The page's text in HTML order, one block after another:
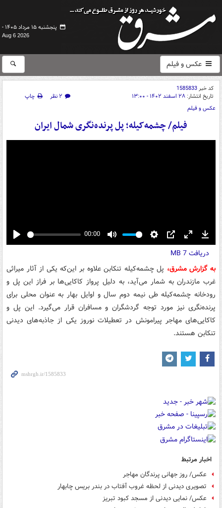
پنجشنبه ۱۵ مرداد ۱۴۰۵ -
Aug 6 2026
عکس و فیلم
کد خبر1585833
تاریخ انتشار: ۲۸ اسفند ۱۴۰۲ - ۱۳:۰۰ ۲ نظر
چاپ
عکس و فیلم
فیلم/ چشمه‌کیله؛ پل پرنده‌نگری شمال ایران
Play
00:00
Mute Settings
PIP Enter
fullscreen
دریافت7 MB
به گزارش مشرق، پل چشمه‌کیله تنکابن علاوه بر این‌که یکی از آثار میراثی
غرب مازندران به شمار می‌آید، به دلیل پرواز کاکایی‌ها بر فراز این پل و
رودخانه چشمه‌کیله طی نیمه دوم سال و اوایل بهار به عنوان محلی برای
پرنده‌نگری نیز مورد توجه گردشگران و مسافران قرار می‌گیرد. این پل و
کاکایی‌های مهاجر پیرامونش در تعطیلات نوروز یکی از جاذبه‌های دیدنی
تنکابن هستند.
اخبار مرتبط
عکس/ روز جهانی پرندگان مهاجر
تصویری دیدنی از لحظه غروب آفتاب در بندر بریس چابهار
عکس/ نمایی دیدنی از مسجد کبود تبریز